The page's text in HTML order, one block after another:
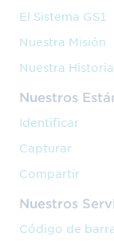
El Sistema GS1
Nuestra Misión
Nuestra Historia
Nuestros
Identificar
Capturar
Compartir
Nuestros
Código de